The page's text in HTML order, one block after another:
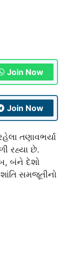
Join Now
Join Now
તણાવભર્યા
રહ્યા છે.
બંને દેશો
સમજૂતીનો